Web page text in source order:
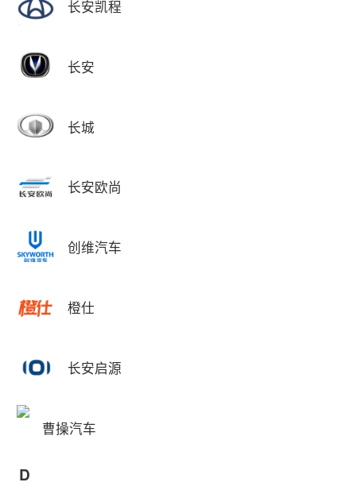
长安凯程
长安
长城
长安欧尚
创维汽车
橙仕
长安启源
曹操汽车
D